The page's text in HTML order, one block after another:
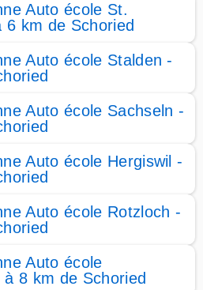
Auto école St.
6 km de Schoried
Auto école Stalden -
Auto école Sachseln -
Auto école Hergiswil -
Auto école Rotzloch -
Auto école
8 km de Schoried